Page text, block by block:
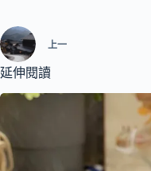
上一
延伸閱讀